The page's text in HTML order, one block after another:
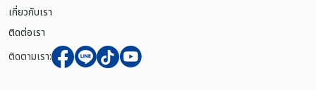
เกี่ยวกับเรา
ติดต่อเรา
ติดตามเรา: